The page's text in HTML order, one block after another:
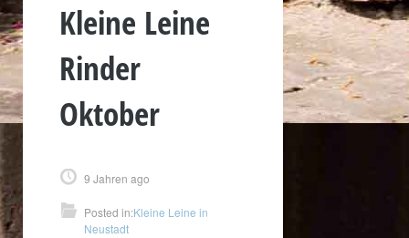
Kleine Leine
Rinder
Oktober
9 Jahren ago
Posted in:Kleine Leine in
Neustadt